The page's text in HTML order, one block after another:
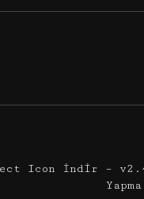
Icon İndir –